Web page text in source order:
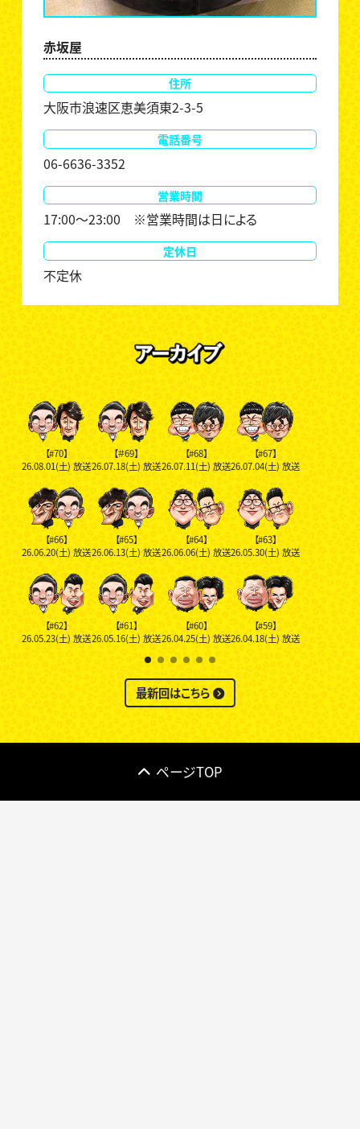
赤坂屋
住所
大阪市浪速区恵美須東2-3-5
電話番号
06-6636-3352
営業時間
17:00～23:00 ※営業時間は日による
定休日
不定休
【#70】
26.08.01(土)放送
【＃69】
26.07.18(土) 放送
【#68】
26.07.11(土) 放送
【#67】
26.07.04(土)放送
【#66】
26.06.20(土)放送
【#65】
26.06.13(土) 放送
【#64】
26.06.06(土) 放送
【#63】
26.05.30(土)放送
【#62】
26.05.23(土)放送
【#61】
26.05.16(土) 放送
【#60】
26.04.25(土) 放送
【#59】
26.04.18(土)放送
最新回はこちら
ページTOP